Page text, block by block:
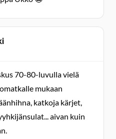
70-80-luvulla vielä
mukaan
katkoja kärjet,
aivan kuin